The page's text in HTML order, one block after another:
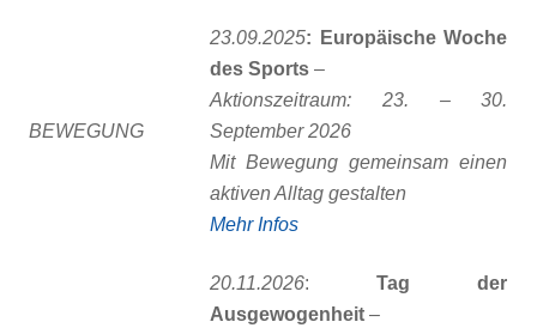
BEWEGUNG
23.09.2025: Europäische Woche
des Sports –
Aktionszeitraum: 23. – 30.
September 2026
Mit Bewegung gemeinsam einen
aktiven Alltag gestalten
Mehr Infos
20.11.2026: Tag der
Ausgewogenheit–